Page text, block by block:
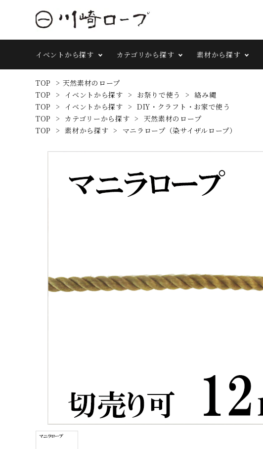
イベントから探す カテゴリから探す 素材から探す
TOP > 天然素材のロープ
TOP > イベントから探す > お祭りで使う > 絡み縄
TOP > イベントから探す > DIY・クラフト・お家で使う
TOP > カテゴリーから探す > 天然素材のロープ
TOP > 素材から探す > マニラロープ（染サイザルロープ）